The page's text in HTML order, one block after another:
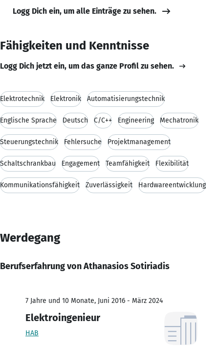
Logg Dich ein, um alle Einträge zu sehen.
Fähigkeiten und Kenntnisse
Logg Dich jetzt ein, um das ganze Profil zu sehen.
Elektrotechnik Elektronik Automatisierungstechnik
Englische Sprache Deutsch C/C++ Engineering Mechatronik
Steuerungstechnik Fehlersuche Projektmanagement
Schaltschrankbau Engagement Teamfähigkeit Flexibilität
Kommunikationsfähigkeit Zuverlässigkeit Hardwareentwicklung
Werdegang
Berufserfahrung von Athanasios Sotiriadis
7 Jahre und 10 Monate, Juni 2016 - März 2024
Elektroingenieur
HAB